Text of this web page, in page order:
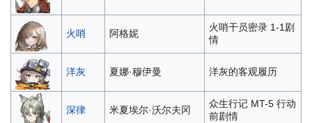
火哨 阿格妮
火哨干员密录 1-1剧
情
洋灰 夏娜·穆伊曼 洋灰的客观履历
深律 米夏埃尔·沃尔夫冈
众生行记 MT-5 行动
前剧情